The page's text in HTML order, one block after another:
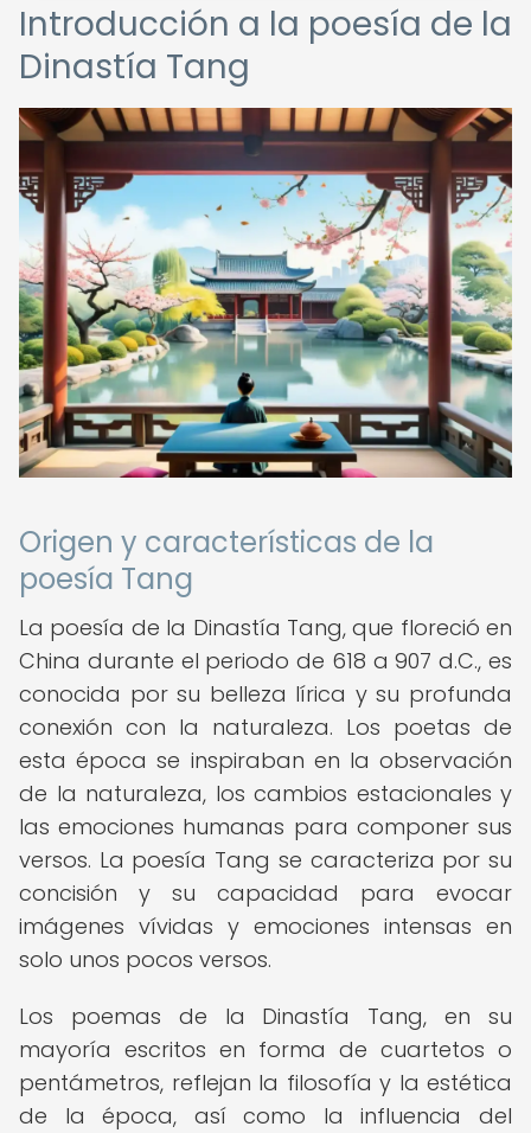
Introducción a la poesía de la
Dinastía Tang
Origen y características de la
poesía Tang
La poesía de la Dinastía Tang, que floreció en
China durante el periodo de 618 a 907 d.C., es
conocida por su belleza lírica y su profunda
conexión con la naturaleza. Los poetas de
esta época se inspiraban en la observación
de la naturaleza, los cambios estacionales y
las emociones humanas para componer sus
versos. La poesía Tang se caracteriza por su
concisión y su capacidad para evocar
imágenes vívidas y emociones intensas en
solo unos pocos versos.
Los poemas de la Dinastía Tang, en su
mayoría escritos en forma de cuartetos o
pentámetros, reflejan la filosofía y la estética
de la época, así como la influencia del